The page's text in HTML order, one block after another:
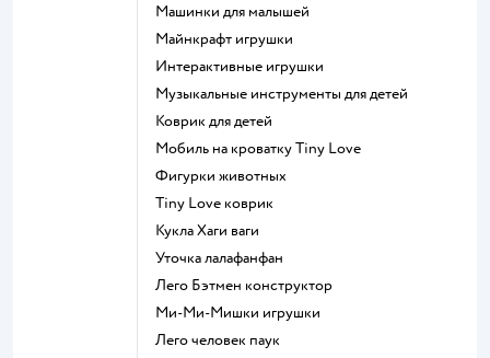
Машинки для малышей
Майнкрафт игрушки
Интерактивные игрушки
Музыкальные инструменты для детей
Коврик для детей
Мобиль на кроватку Tiny Love
Фигурки животных
Tiny Love коврик
Кукла Хаги ваги
Уточка лалафанфан
Лего Бэтмен конструктор
Ми-Ми-Мишки игрушки
Лего человек паук